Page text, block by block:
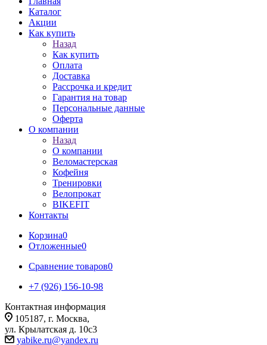
Каталог
Акции
Как купить
Назад
Как купить
Оплата
Доставка
Рассрочка и кредит
Гарантия на товар
Персональные данные
Оферта
О компании
Назад
О компании
Веломастерская
Кофейня
Тренировки
Велопрокат
BIKEFIT
Контакты
Корзина0
Отложенные0
Сравнение товаров0
+7 (926) 156-10-98
Контактная информация
105187, г. Москва,
ул. Крылатская д. 10с3
yabike.ru@yandex.ru